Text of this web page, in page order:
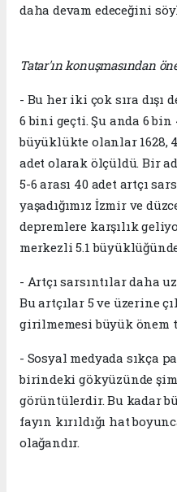
daha devam edeceğini
Tatar'ın konuşmasından
- Bu her iki çok sıra dışı
6 bini geçti. Şu anda 6 bin
büyüklükte olanlar 1628,
adet olarak ölçüldü. Bir
5-6 arası 40 adet artçı
yaşadığımız İzmir ve
depremlere karşılık
merkezli 5.1
- Artçı sarsıntılar daha
Bu artçılar 5 ve üzerine
girilmemesi büyük önem
- Sosyal medyada sıkça
birindeki gökyüzünde
görüntülerdir. Bu kadar
fayın kırıldığı hat
olağandır.